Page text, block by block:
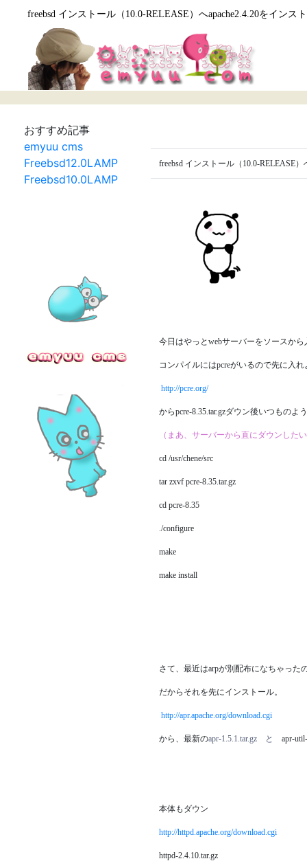
freebsd インストール（10.0-RELEASE）へapache2.4.20をインス
おすすめ記事
emyuu cms
Freebsd12.0LAMP
Freebsd10.0LAMP
freebsd インストール（10.0-RELEASE）
今日はやっとwebサーバーをソースか
コンパイルにはpcreがいるので先に入れ
http://pcre.org/
からpcre-8.35.tar.gzダウン後いつものよ
（まあ、サーバーから直にダウンした
cd /usr/chene/src
tar zxvf pcre-8.35.tar.gz
cd pcre-8.35
./configure
make
make install
さて、最近はarpが別配布になちゃった
だからそれを先にインストール。
http://apr.apache.org/download.cgi
から、最新のapr-1.5.1.tar.gz と apr-
本体もダウン
http://httpd.apache.org/download.cgi
httpd-2.4.10.tar.gz